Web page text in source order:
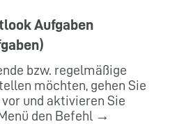
Aufgaben
bzw. regelmäßige
möchten, gehen Sie
und aktivieren Sie
den Befehl →